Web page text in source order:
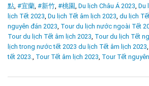
點 #宜蘭 #新竹 #桃園 Du lịch Châu Á 2023 Du
lịch Tết 2023 Du lịch Tết âm lịch 2023 du lịch
nguyên đán 2023 Tour du lịch nước ngoài Tết
Tour du lịch Tết âm lịch 2023 Tour du lịch Tết
lịch trong nước tết 2023 du lịch Tết âm lịch 2023
tết 2023.
Tour Tết âm lịch 2023 Tour Tết